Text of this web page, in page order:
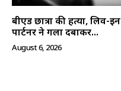
बीएड छात्रा की हत्या, लिव-इन
पार्टनर ने गला दबाकर...
August 6, 2026